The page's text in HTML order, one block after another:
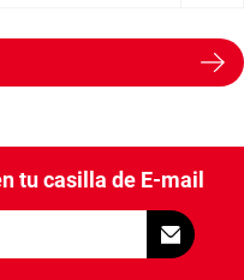
tu casilla de E-mail